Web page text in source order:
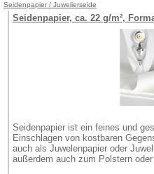
Seidenpapier / Juwelierseide
Seidenpapier, ca. 22 g/m²,
Seidenpapier ist ein feines und
Einschlagen von kostbaren
auch als Juwelenpapier oder
außerdem auch zum Polstern